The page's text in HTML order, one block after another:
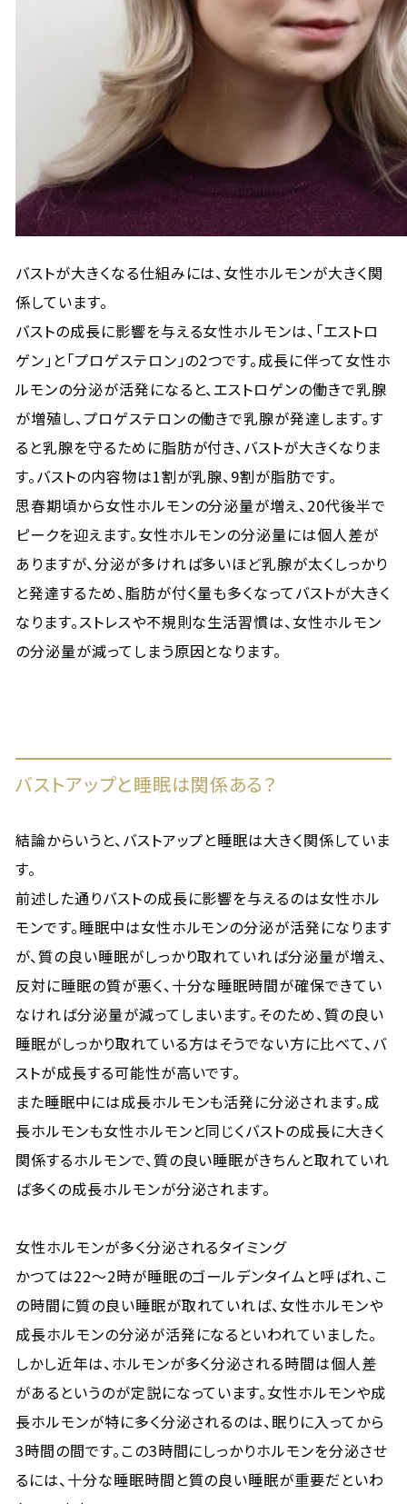
バストが大きくなる仕組みには、女性ホルモンが大きく関
係しています。
バストの成長に影響を与える女性ホルモンは、「エストロ
ゲン」と「プロゲステロン」の2つです。成長に伴って女性ホ
ルモンの分泌が活発になると、エストロゲンの働きで乳腺
が増殖し、プロゲステロンの働きで乳腺が発達します。す
ると乳腺を守るために脂肪が付き、バストが大きくなりま
す。バストの内容物は1割が乳腺、9割が脂肪です。
思春期頃から女性ホルモンの分泌量が増え、20代後半で
ピークを迎えます。女性ホルモンの分泌量には個人差が
ありますが、分泌が多ければ多いほど乳腺が太くしっかり
と発達するため、脂肪が付く量も多くなってバストが大きく
なります。ストレスや不規則な生活習慣は、女性ホルモン
の分泌量が減ってしまう原因となります。
バストアップと睡眠は関係ある？
結論からいうと、バストアップと睡眠は大きく関係していま
す。
前述した通りバストの成長に影響を与えるのは女性ホル
モンです。睡眠中は女性ホルモンの分泌が活発になります
が、質の良い睡眠がしっかり取れていれば分泌量が増え、
反対に睡眠の質が悪く、十分な睡眠時間が確保できてい
なければ分泌量が減ってしまいます。そのため、質の良い
睡眠がしっかり取れている方はそうでない方に比べて、バ
ストが成長する可能性が高いです。
また睡眠中には成長ホルモンも活発に分泌されます。成
長ホルモンも女性ホルモンと同じくバストの成長に大きく
関係するホルモンで、質の良い睡眠がきちんと取れていれ
ば多くの成長ホルモンが分泌されます。
女性ホルモンが多く分泌されるタイミング
かつては22〜2時が睡眠のゴールデンタイムと呼ばれ、こ
の時間に質の良い睡眠が取れていれば、女性ホルモンや
成長ホルモンの分泌が活発になるといわれていました。
しかし近年は、ホルモンが多く分泌される時間は個人差
があるというのが定説になっています。女性ホルモンや成
長ホルモンが特に多く分泌されるのは、眠りに入ってから
3時間の間です。この3時間にしっかりホルモンを分泌させ
るには、十分な睡眠時間と質の良い睡眠が重要だといわ